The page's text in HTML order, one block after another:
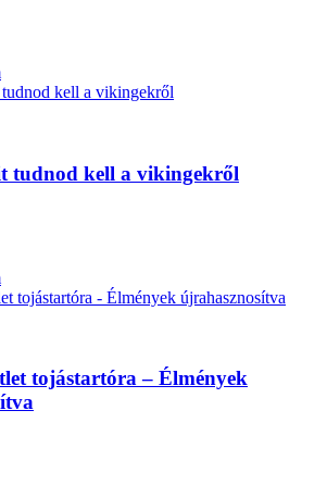
tudnod kell a vikingekről
tojástartóra – Élmények